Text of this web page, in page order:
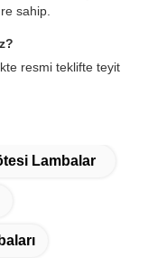
sahip.
resmi teklifte teyit
Lambalar